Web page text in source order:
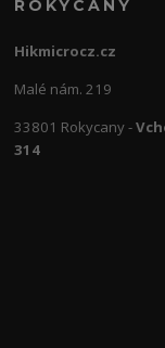
ROKYCANY
Hikmicrocz.cz
Malé nám. 219
33801 Rokycany -
314